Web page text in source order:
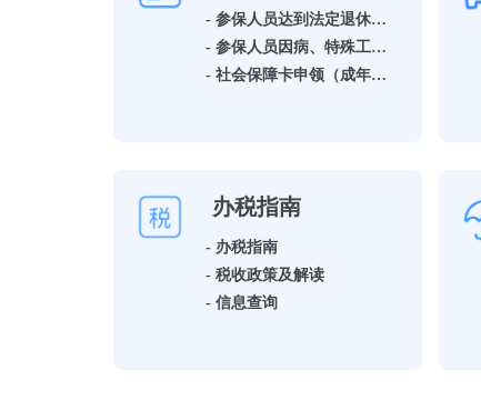
- 参保人员达到法定退休年龄领取基本养老保险待遇资格确认
- 参保人员因病、特殊工种提前退休领取基本养老保险待遇资格确认
- 社会保障卡申领（成年人）
办税指南
- 办税指南
- 税收政策及解读
- 信息查询